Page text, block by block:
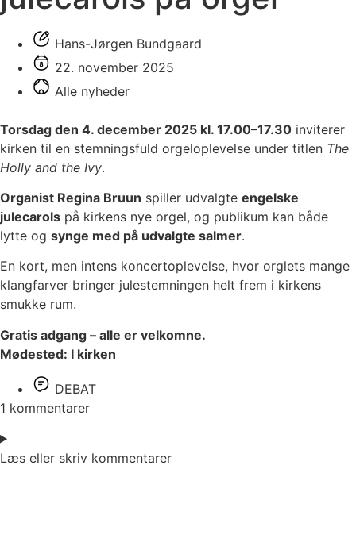
Hans-Jørgen Bundgaard
22. november 2025
Alle nyheder
Torsdag den 4. december 2025 kl. 17.00–17.30 inviterer
kirken til en stemningsfuld orgeloplevelse under titlen The
Holly and the Ivy.
Organist Regina Bruun spiller udvalgte engelske
julecarols på kirkens nye orgel, og publikum kan både
lytte og synge med på udvalgte salmer.
En kort, men intens koncertoplevelse, hvor orglets mange
klangfarver bringer julestemningen helt frem i kirkens
smukke rum.
Gratis adgang – alle er velkomne.
Mødested: I kirken
DEBAT
1 kommentarer
Læs eller skriv kommentarer